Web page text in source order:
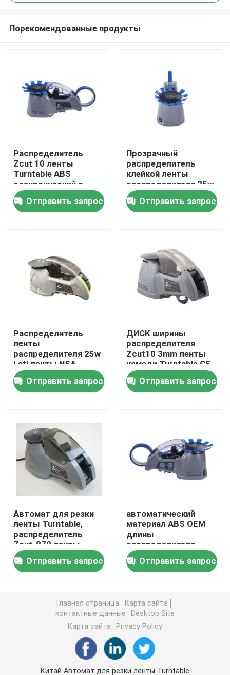
Продукты
О нас
Проверка качества
Новости
Электрический распределитель ленты
автоматический распределитель ленты
Электрический распределитель ярлыка
концентратор кислорода 5l
концентратор кислорода 10L
Комната засыхания любимца
Туалет кота умный
Порекомендованные продукты
Распределитель
Zcut 10 ленты
Turntable ABS
электрический с
гибким съемным
роликом
Отправить запрос
Прозрачный
распределитель
клейкой ленты
распределителя 25w
ленты Turntable
Отправить запрос
Распределитель
ленты
распределителя 25w
Leti ленты NSA
безопасности
электронный
автоматический
Отправить запрос
ДИСК ширины
распределителя
Zcut10 3mm ленты
камеди Turntable CE
БОЛЬШОЙ
Отправить запрос
Автомат для резки
ленты Turntable,
распределитель
Zcut-870 ленты
автоматического
Abs электрический
Отправить запрос
автоматический
материал ABS OEM
длины
распределителя
110V 70mm резца
ленты 50Hz
Отправить запрос
Главная страница
Карта сайта
контактные данные
Desktop Site
Карта сайта
Privacy Policy
Китай Автомат для резки ленты Turntable